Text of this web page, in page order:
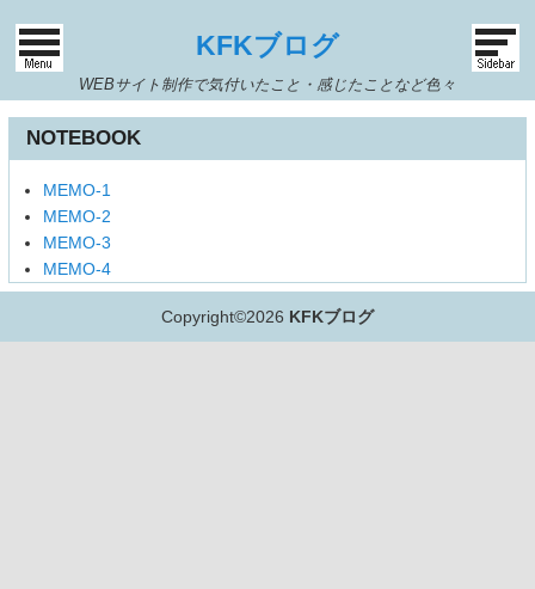
KFKブログ
WEBサイト制作で気付いたこと・感じたことなど色々
NOTEBOOK
MEMO-1
MEMO-2
MEMO-3
MEMO-4
Copyright©2026 KFKブログ